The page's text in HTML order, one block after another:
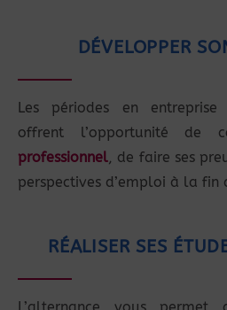
DÉVELOPPER
Les périodes en entreprise
offrent l’opportunité de
professionnel, de faire ses
perspectives d’emploi à la
RÉALISER SES